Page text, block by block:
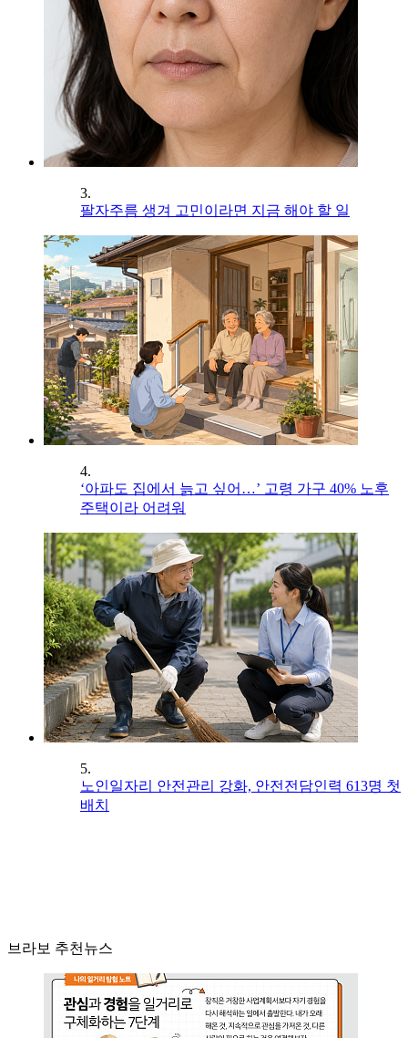
3.
팔자주름 생겨 고민이라면 지금 해야 할 일
4.
‘아파도 집에서 늙고 싶어…’ 고령 가구 40% 노후
주택이라 어려워
5.
노인일자리 안전관리 강화, 안전전담인력 613명 첫
배치
브라보 추천뉴스